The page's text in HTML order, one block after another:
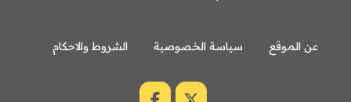
عن الموقع سياسة الخصوصية الشروط والاحكام